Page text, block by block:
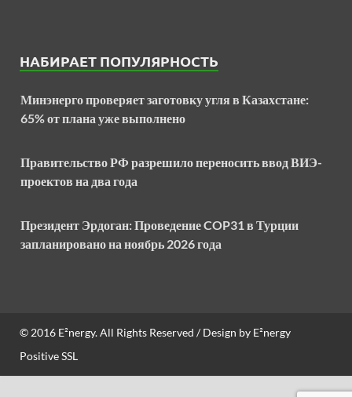
НАБИРАЕТ ПОПУЛЯРНОСТЬ
Минэнерго проверяет заготовку угля в Казахстане:
65% от плана уже выполнено
Правительство РФ разрешило переносить ввод ВИЭ-
проектов на два года
Президент Эрдоган: Проведение COP31 в Турции
запланировано на ноябрь 2026 года
© 2016 E²nergy. All Rights Reserved / Design by E²nergy
Positive SSL